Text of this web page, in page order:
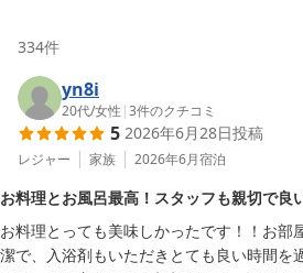
334件
yn8i
20代/女性 |3件のクチコミ
5 2026年6月28日投稿
レジャー 家族 2026年6月宿泊
お料理とお風呂最高！スタッフも親切で良
お料理とっても美味しかったです！！お部
潔で、入浴剤もいただきとても良い時間を